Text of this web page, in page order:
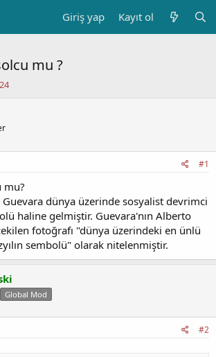
Giriş yap Kayıt ol
mu ?
#1
mu?
dünya üzerinde sosyalist devrimci
haline gelmiştir. Guevara'nın Alberto
fotoğrafı "dünya üzerindeki en ünlü
sembolü" olarak nitelenmiştir.
Global Mod
#2